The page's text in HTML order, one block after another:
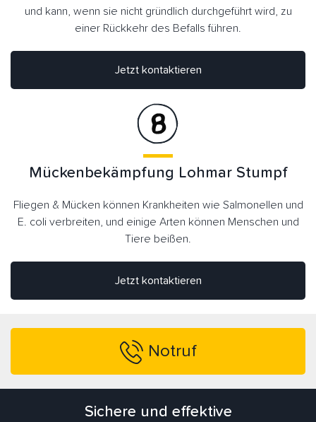
und kann, wenn sie nicht gründlich durchgeführt wird, zu
einer Rückkehr des Befalls führen.
Jetzt kontaktieren
Jetzt kontaktieren
Mückenbekämpfung Lohmar Stumpf
Fliegen & Mücken können Krankheiten wie Salmonellen und
E. coli verbreiten, und einige Arten können Menschen und
Tiere beißen.
Notruf
Sichere und effektive